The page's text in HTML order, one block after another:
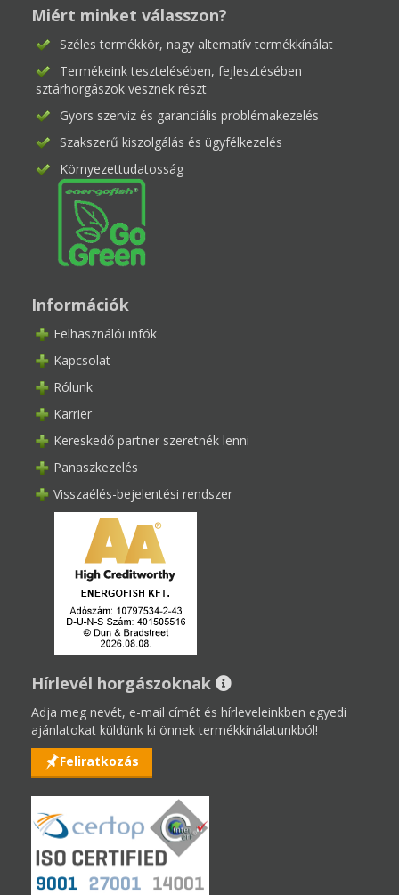
Miért minket válasszon?
Széles termékkör, nagy alternatív termékkínálat
Termékeink tesztelésében, fejlesztésében
sztárhorgászok vesznek részt
Gyors szerviz és garanciális problémakezelés
Szakszerű kiszolgálás és ügyfélkezelés
Környezettudatosság
Információk
Felhasználói infók
Kapcsolat
Rólunk
Karrier
Kereskedő partner szeretnék lenni
Panaszkezelés
Visszaélés-bejelentési rendszer
Hírlevél horgászoknak
Adja meg nevét, e-mail címét és hírleveleinkben egyedi
ajánlatokat küldünk ki önnek termékkínálatunkból!
Feliratkozás